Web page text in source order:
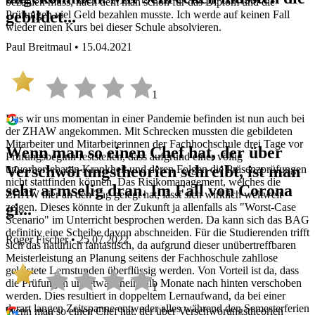
Prüfungen viel Geld bezahlen musste. Ich werde auf keinen Fall
wieder einen Kurs bei dieser Schule absolvieren.
gebildet...
Paul Breitmaul • 15.04.2021
1
Das wir uns momentan in einer Pandemie befinden ist nun auch bei
der ZHAW angekommen. Mit Schrecken mussten die gebildeten
Mitarbeiter und Mitarbeiterinnen der Fachhochschule drei Tage vor
Prüfungsbeginn feststellen, dass aufgrund einer völlig
unvorhersebaren Krankheit und deren Folgen die Präsenzprüfungen
nicht stattfinden können. Das Risikomanagement, welches die
ZHAW hier an den Tag gelegt hat, lässt sich wirklich weltweit
zeigen. Dieses könnte in der Zukunft ja allenfalls als "Worst-Case
Scenario" im Unterricht besprochen werden. Da kann sich das BAG
definitiv eine Scheibe davon abschneiden. Für die Studierenden trifft
sich das natürlich fantastisch, da aufgrund dieser unübertreffbaren
Meisterleistung an Planung seitens der Fachhoschule zahllose
geleistete Lernstunden überflüssig werden. Von Vorteil ist da, dass
die Prüfungen um etwa eineinhalb Monate nach hinten verschoben
werden. Dies resultiert in doppeltem Lernaufwand, da bei einer
derart langen Zeitspanne entweder alles während den Semesterferien
Wenn man so einen Chef hat, der über
Verschwörungstheorien schreibt, ist man
sehr armselig dran. Im Fall von Corona
gi...
Roger Fischer • 25.07.2022
1
Wenn man so einen Chef hat, der über Verschwörungstheorien